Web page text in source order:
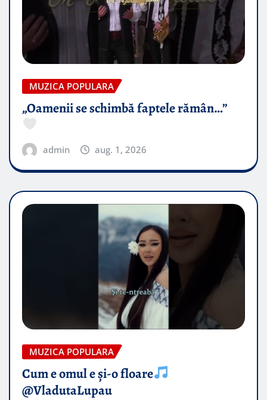
MUZICA POPULARA
„Oamenii se schimbă faptele rămân…”
admin aug. 1, 2026
MUZICA POPULARA
Cum e omul e și-o floare
@VladutaLupau